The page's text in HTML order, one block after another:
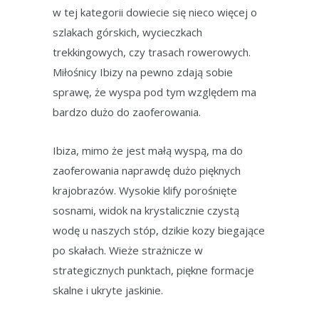
w tej kategorii dowiecie się nieco więcej o
szlakach górskich, wycieczkach
trekkingowych, czy trasach rowerowych.
Miłośnicy Ibizy na pewno zdają sobie
sprawę, że wyspa pod tym względem ma
bardzo dużo do zaoferowania.
Ibiza, mimo że jest małą wyspą, ma do
zaoferowania naprawdę dużo pięknych
krajobrazów. Wysokie klify porośnięte
sosnami, widok na krystalicznie czystą
wodę u naszych stóp, dzikie kozy biegające
po skałach. Wieże strażnicze w
strategicznych punktach, piękne formacje
skalne i ukryte jaskinie.